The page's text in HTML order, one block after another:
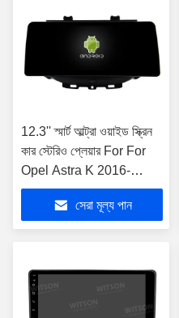
12.3'' স্মার্ট আল্ট্রা ওয়াইড স্ক্রিন
কার স্টেরিও প্লেয়ার For For
Opel Astra K 2016-
2017, Opel Mokka
Vauxhall mokka 2016-
2018
সেরা মূল্য পান